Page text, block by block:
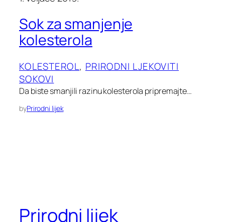
Sok za smanjenje
kolesterola
KOLESTEROL, PRIRODNI LJEKOVITI
SOKOVI
Da biste smanjili razinu kolesterola pripremajte…
byPrirodni lijek
Prirodni lijek